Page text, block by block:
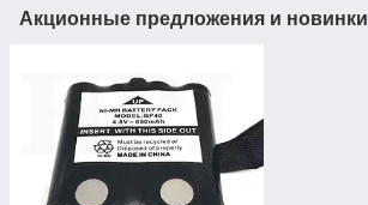
Акционные предложения и новинки